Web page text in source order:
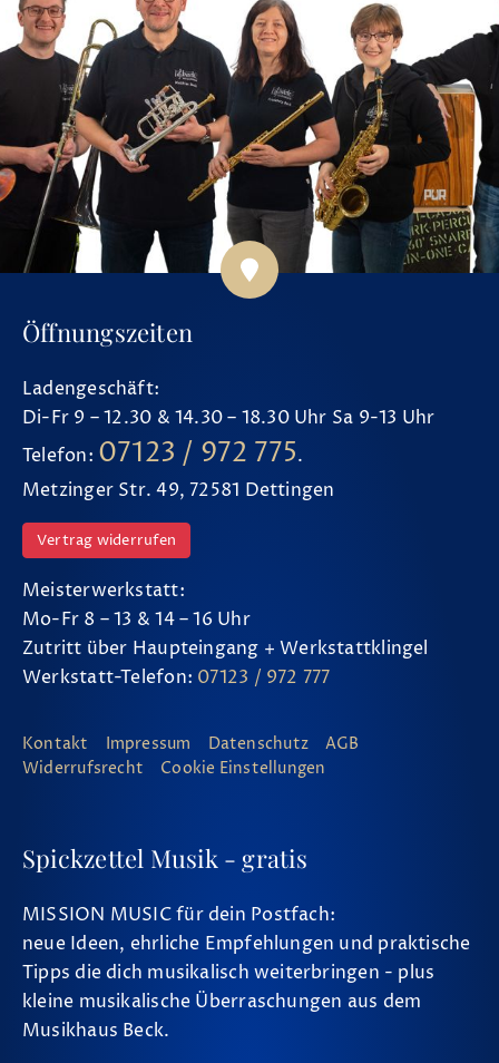
Öffnungszeiten
Ladengeschäft:
Di-Fr 9 – 12.30 & 14.30 – 18.30 Uhr Sa 9-13 Uhr
Telefon: 07123 / 972 775.
Metzinger Str. 49, 72581 Dettingen
Vertrag widerrufen
Meisterwerkstatt:
Mo-Fr 8 – 13 & 14 – 16 Uhr
Zutritt über Haupteingang + Werkstattklingel
Werkstatt-Telefon: 07123 / 972 777
Kontakt Impressum Datenschutz
AGB
Widerrufsrecht
Cookie Einstellungen
Spickzettel Musik - gratis
MISSION MUSIC für dein Postfach:
neue Ideen, ehrliche Empfehlungen und praktische
Tipps die dich musikalisch weiterbringen - plus
kleine musikalische Überraschungen aus dem
Musikhaus Beck.